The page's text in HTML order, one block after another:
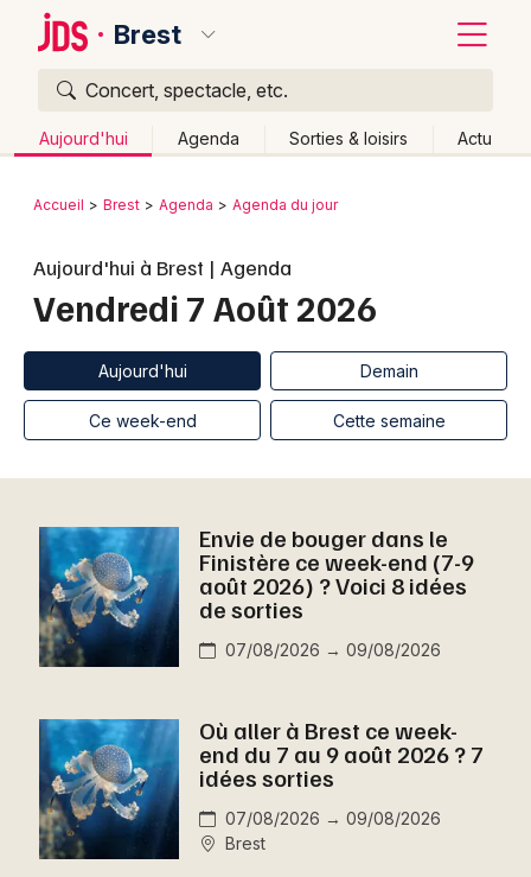
Brest
Concert, spectacle, etc.
Aujourd'hui Agenda Sorties & loisirs Actu
Publier un événement
Grands événements
Activité & Expérience
Foires & salons
Spectacles
Concerts
Soirées
Sorties famille
Expos
Colmar
Lille
Lyon
Marseille
Montpellier
Nantes
Nice
Strasbourg
Toulouse
Toutes les villes
Retour
Accueil Brest Agenda Agenda du jour
Aujourd'hui à Brest | Agenda
Vendredi 7 Août 2026
Aujourd'hui Demain
Ce week-end Cette semaine
Envie de bouger dans le
Finistère ce week-end (7-9
août 2026) ? Voici 8 idées
de sorties
07/08/2026 → 09/08/2026
Où aller à Brest ce week-
end du 7 au 9 août 2026 ? 7
idées sorties
07/08/2026 → 09/08/2026
Brest
Quoi ?
Où ?
Près de moi
Changer de lieu
Quand ?
Effacer les dates
Aujourd'hui
Demain Ce week-end Autre